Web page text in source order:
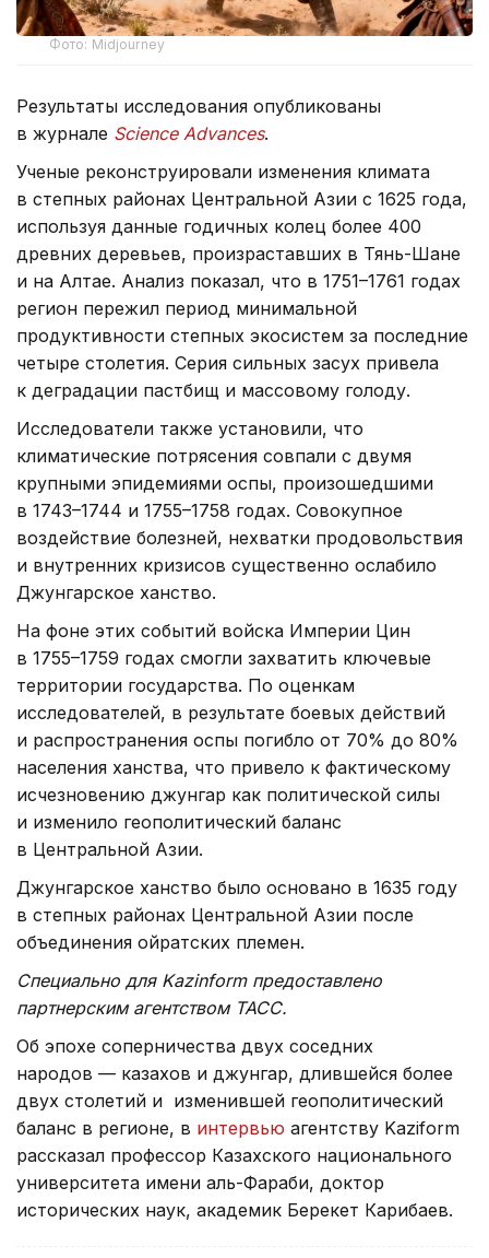
Фото: Midjourney
Результаты исследования опубликованы
в журнале Science Advances.
Ученые реконструировали изменения климата
в степных районах Центральной Азии с 1625 года,
используя данные годичных колец более 400
древних деревьев, произраставших в Тянь-Шане
и на Алтае. Анализ показал, что в 1751–1761 годах
регион пережил период минимальной
продуктивности степных экосистем за последние
четыре столетия. Серия сильных засух привела
к деградации пастбищ и массовому голоду.
Исследователи также установили, что
климатические потрясения совпали с двумя
крупными эпидемиями оспы, произошедшими
в 1743–1744 и 1755–1758 годах. Совокупное
воздействие болезней, нехватки продовольствия
и внутренних кризисов существенно ослабило
Джунгарское ханство.
На фоне этих событий войска Империи Цин
в 1755–1759 годах смогли захватить ключевые
территории государства. По оценкам
исследователей, в результате боевых действий
и распространения оспы погибло от 70% до 80%
населения ханства, что привело к фактическому
исчезновению джунгар как политической силы
и изменило геополитический баланс
в Центральной Азии.
Джунгарское ханство было основано в 1635 году
в степных районах Центральной Азии после
объединения ойратских племен.
Специально для Kazinform предоставлено
партнерским агентством ТАСС.
Об эпохе соперничества двух соседних
народов — казахов и джунгар, длившейся более
двух столетий и изменившей геополитический
баланс в регионе, в интервью агентству Kaziform
рассказал профессор Казахского национального
университета имени аль-Фараби, доктор
исторических наук, академик Берекет Карибаев.